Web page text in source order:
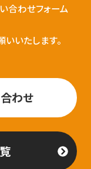
合わせフォーム
いたします。
わせ